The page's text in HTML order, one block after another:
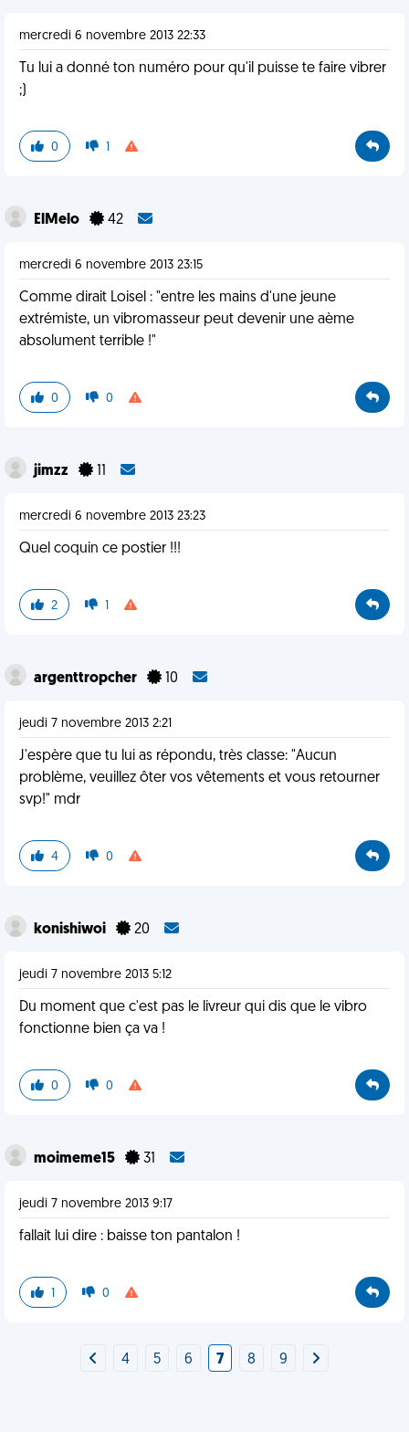
mercredi 6 novembre 2013 22:33
Tu lui a donné ton numéro pour qu'il puisse te faire vibrer
;)
0 1
ElMelo 42
mercredi 6 novembre 2013 23:15
Comme dirait Loisel : "entre les mains d'une jeune
extrémiste, un vibromasseur peut devenir une aème
absolument terrible !"
0 0
jimzz
mercredi 6 novembre 2013 23:23
Quel coquin ce postier !!!
2 1
argenttropcher 10
jeudi 7 novembre 2013 2:21
J'espère que tu lui as répondu, très classe: "Aucun
problème, veuillez ôter vos vêtements et vous retourner
svp!" mdr
4 0
konishiwoi 20
jeudi 7 novembre 2013 5:12
Du moment que c'est pas le livreur qui dis que le vibro
fonctionne bien ça va !
0 0
moimeme15 31
jeudi 7 novembre 2013 9:17
fallait lui dire : baisse ton pantalon !
1 0
4 5 6 7 8 9